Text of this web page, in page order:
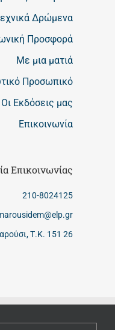
Δρώμενα
Προσφορά
Με μια ματιά
Προσωπικό
Οι Εκδόσεις μας
Επικοινωνία
Επικοινωνίας
210-8024125
Τ.Κ. 151 26